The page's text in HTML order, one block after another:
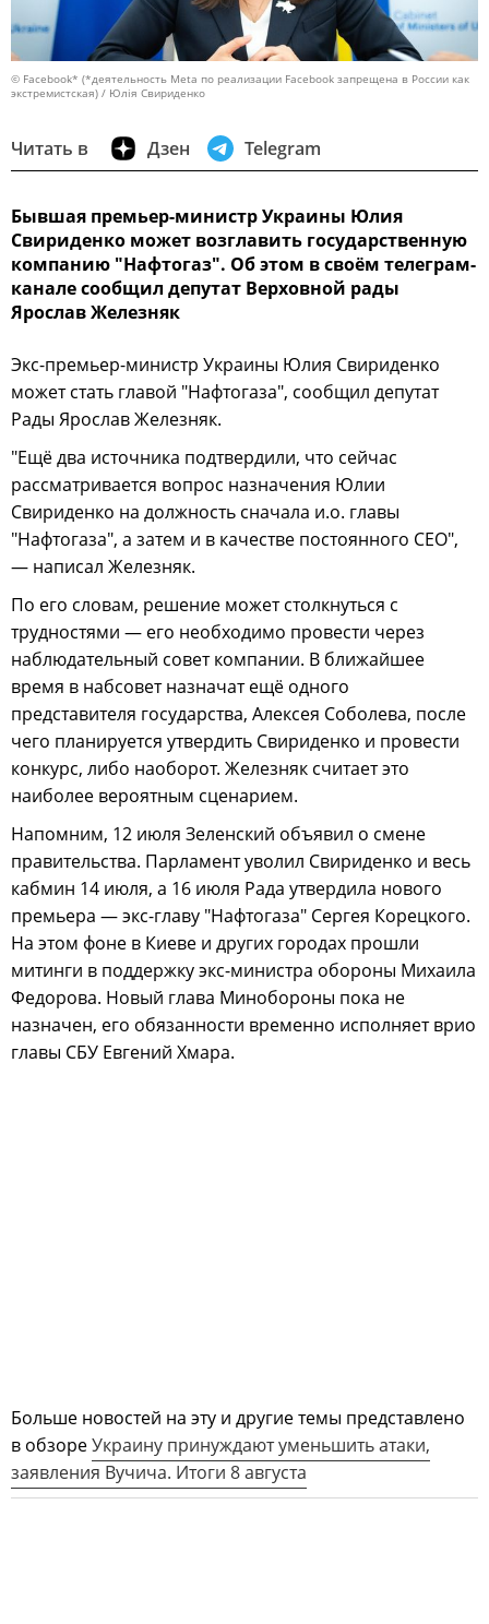
© Facebook* (*деятельность Meta по реализации Facebook запрещена в России как
экстремистская) / Юлія Свириденко
Читать в Дзен Telegram
Бывшая премьер-министр Украины Юлия
Свириденко может возглавить государственную
компанию "Нафтогаз". Об этом в своём телеграм-
канале сообщил депутат Верховной рады
Ярослав Железняк
Экс-премьер-министр Украины Юлия Свириденко
может стать главой "Нафтогаза", сообщил депутат
Рады Ярослав Железняк.
"Ещё два источника подтвердили, что сейчас
рассматривается вопрос назначения Юлии
Свириденко на должность сначала и.о. главы
"Нафтогаза", а затем и в качестве постоянного CEO",
— написал Железняк.
По его словам, решение может столкнуться с
трудностями — его необходимо провести через
наблюдательный совет компании. В ближайшее
время в набсовет назначат ещё одного
представителя государства, Алексея Соболева, после
чего планируется утвердить Свириденко и провести
конкурс, либо наоборот. Железняк считает это
наиболее вероятным сценарием.
Напомним, 12 июля Зеленский объявил о смене
правительства. Парламент уволил Свириденко и весь
кабмин 14 июля, а 16 июля Рада утвердила нового
премьера — экс-главу "Нафтогаза" Сергея Корецкого.
На этом фоне в Киеве и других городах прошли
митинги в поддержку экс-министра обороны Михаила
Федорова. Новый глава Минобороны пока не
назначен, его обязанности временно исполняет врио
главы СБУ Евгений Хмара.
Больше новостей на эту и другие темы представлено
в обзореУкраину принуждают уменьшить атаки,
заявления Вучича. Итоги 8 августа